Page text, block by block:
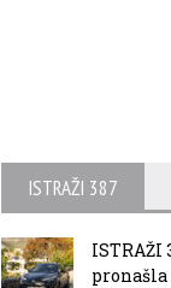
ISTRAŽI 387
ISTRAŽI